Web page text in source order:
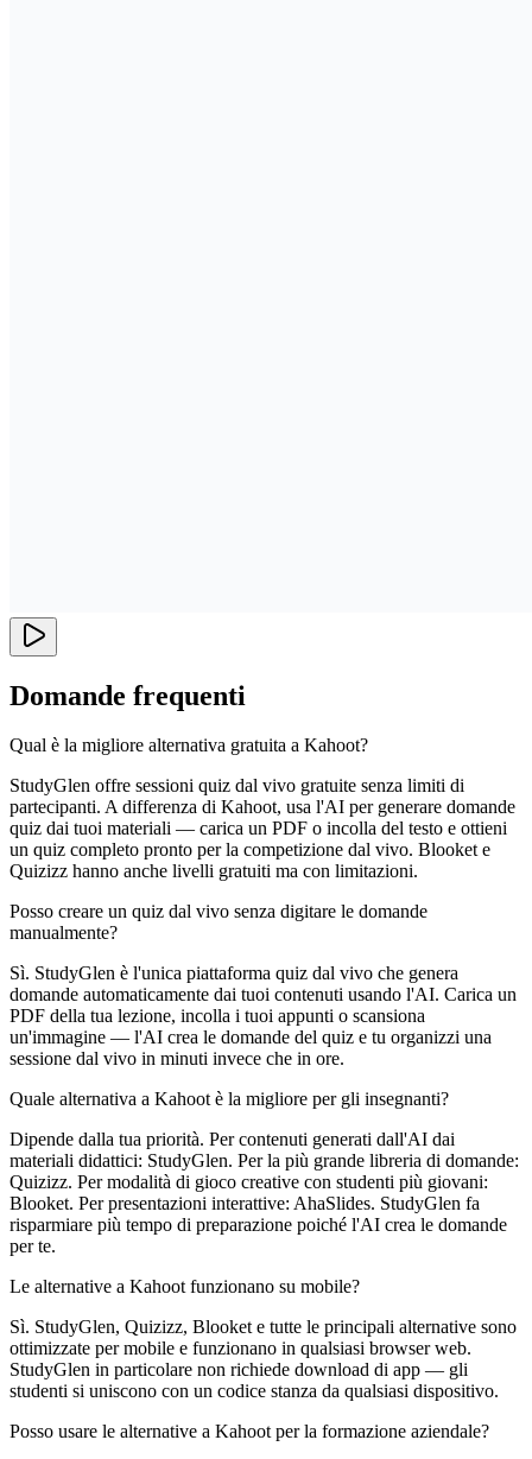
Domande frequenti
Qual è la migliore alternativa gratuita a Kahoot?
StudyGlen offre sessioni quiz dal vivo gratuite senza limiti di
partecipanti. A differenza di Kahoot, usa l'AI per generare domande
quiz dai tuoi materiali — carica un PDF o incolla del testo e ottieni
un quiz completo pronto per la competizione dal vivo. Blooket e
Quizizz hanno anche livelli gratuiti ma con limitazioni.
Posso creare un quiz dal vivo senza digitare le domande
manualmente?
Sì. StudyGlen è l'unica piattaforma quiz dal vivo che genera
domande automaticamente dai tuoi contenuti usando l'AI. Carica un
PDF della tua lezione, incolla i tuoi appunti o scansiona
un'immagine — l'AI crea le domande del quiz e tu organizzi una
sessione dal vivo in minuti invece che in ore.
Quale alternativa a Kahoot è la migliore per gli insegnanti?
Dipende dalla tua priorità. Per contenuti generati dall'AI dai
materiali didattici: StudyGlen. Per la più grande libreria di domande:
Quizizz. Per modalità di gioco creative con studenti più giovani:
Blooket. Per presentazioni interattive: AhaSlides. StudyGlen fa
risparmiare più tempo di preparazione poiché l'AI crea le domande
per te.
Le alternative a Kahoot funzionano su mobile?
Sì. StudyGlen, Quizizz, Blooket e tutte le principali alternative sono
ottimizzate per mobile e funzionano in qualsiasi browser web.
StudyGlen in particolare non richiede download di app — gli
studenti si uniscono con un codice stanza da qualsiasi dispositivo.
Posso usare le alternative a Kahoot per la formazione aziendale?